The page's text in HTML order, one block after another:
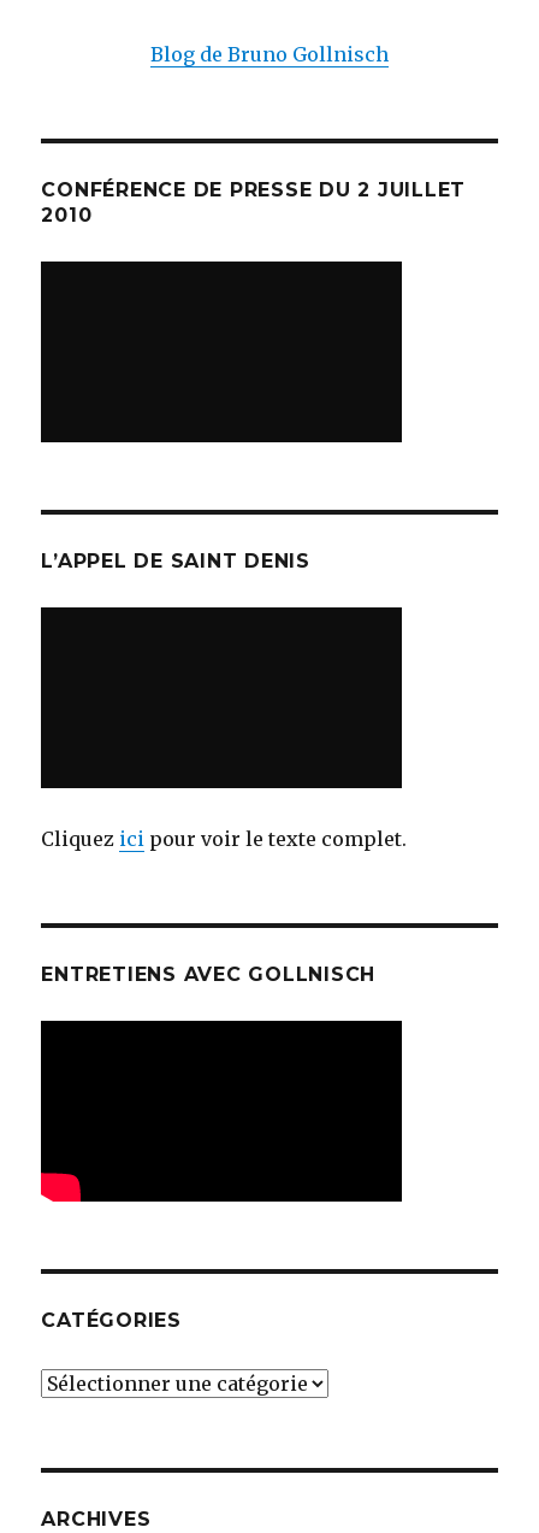
Blog de Bruno Gollnisch
CONFÉRENCE DE PRESSE DU 2 JUILLET
2010
L’APPEL DE SAINT DENIS
Cliquez ici pour voir le texte complet.
ENTRETIENS AVEC GOLLNISCH
CATÉGORIES
Catégories
ARCHIVES